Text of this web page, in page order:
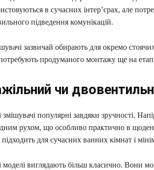
в сучасних інтер’єрах, але
підведення комунікацій.
зазвичай обирають для окремо
продуманого монтажу ще на
чи
популярні завдяки зручності.
рухом, що особливо практично в
для сучасних ванних кімнат і
моделі виглядають більш класично. Вони